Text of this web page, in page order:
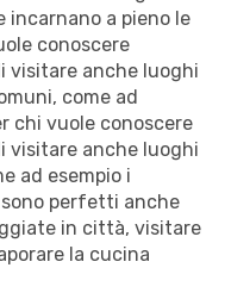
a pieno le
conoscere
visitare anche luoghi
come ad
chi vuole conoscere
visitare anche luoghi
ad esempio i
perfetti anche
in città, visitare
la cucina